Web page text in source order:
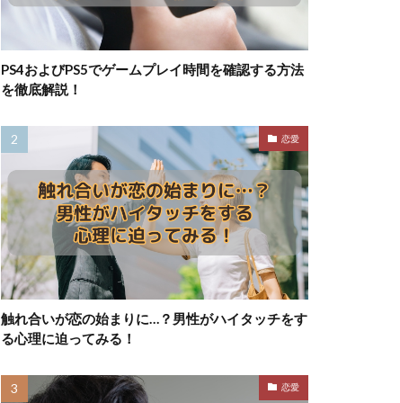
PS4およびPS5でゲームプレイ時間を確認する方法
を徹底解説！
恋愛
触れ合いが恋の始まりに…？男性がハイタッチをす
る心理に迫ってみる！
恋愛